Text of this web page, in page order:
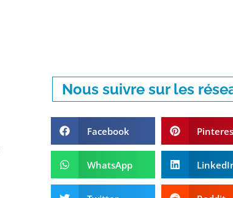
Nous suivre sur les
Facebook
WhatsApp